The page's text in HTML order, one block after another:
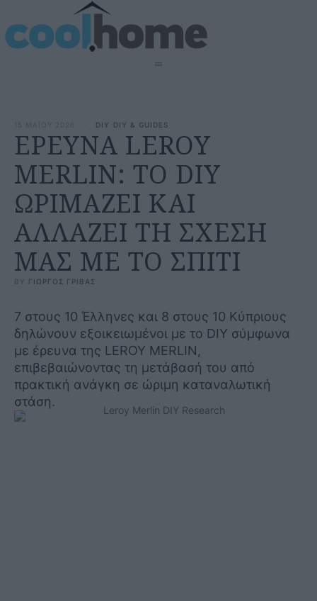
15 ΜΑΪΟΥ 2026 DIY DIY & GUIDES
ΕΡΕΥΝΑ LEROY
MERLIN: ΤΟ DIY
ΩΡΙΜΑΖΕΙ ΚΑΙ
ΑΛΛΑΖΕΙ ΤΗ ΣΧΕΣΗ
ΜΑΣ ΜΕ ΤΟ ΣΠΙΤΙ
BY ΓΙΩΡΓΟΣ ΓΡΙΒΑΣ
7 στους 10 Έλληνες και 8 στους 10 Κύπριους
δηλώνουν εξοικειωμένοι με το DIY σύμφωνα
με έρευνα της LEROY MERLIN,
επιβεβαιώνοντας τη μετάβασή του από
πρακτική ανάγκη σε ώριμη καταναλωτική
στάση.